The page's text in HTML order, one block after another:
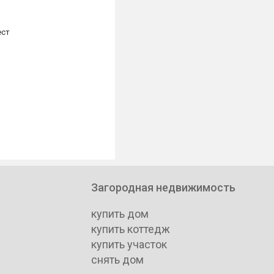
Загородная недвижимость
купить дом
купить коттедж
купить участок
снять дом